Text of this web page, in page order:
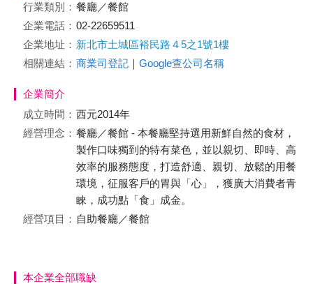
行業類別： 餐廳／餐館
企業電話： 02-22659511
企業地址： 新北市土城區裕民路４5之1號1樓
相關連結： 商業司登記 ｜ Google查公司名稱
企業簡介
成立時間： 西元2014年
經營理念： 餐廳／餐館 - 本餐廳堅持選用新鮮自然的食材，
製作口味獨到的特有菜色，並以親切、即時、高
效率的服務態度，打造舒適、親切、放鬆的用餐
環境，征服客戶的胃與「心」，獲廣大消費者青
睞，成功點「食」成金。
經營項目： 自助餐廳／餐館
本企業全部職缺